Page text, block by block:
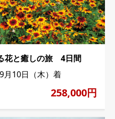
花と癒しの旅 4日間
月10日（木）着
258,000円